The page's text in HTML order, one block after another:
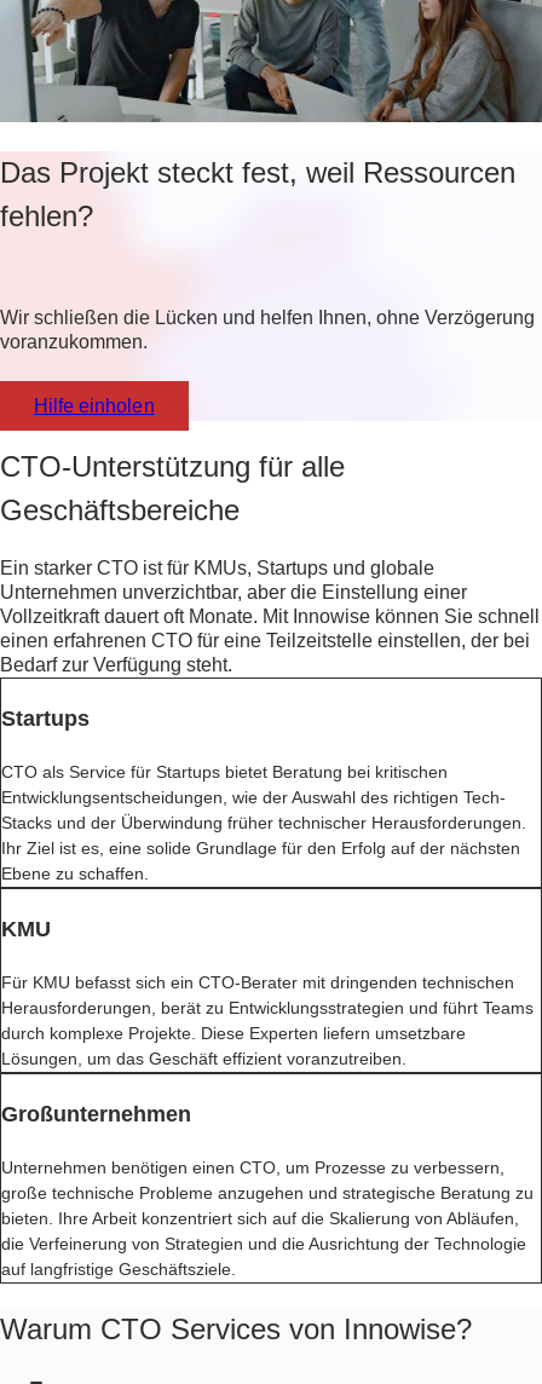
Das Projekt steckt fest, weil Ressourcen
fehlen?
Wir schließen die Lücken und helfen Ihnen, ohne Verzögerung
voranzukommen.
Hilfe einholen
CTO-Unterstützung für alle
Geschäftsbereiche
Ein starker CTO ist für KMUs, Startups und globale
Unternehmen unverzichtbar, aber die Einstellung einer
Vollzeitkraft dauert oft Monate. Mit Innowise können Sie schnell
einen erfahrenen CTO für eine Teilzeitstelle einstellen, der bei
Bedarf zur Verfügung steht.
Startups
CTO als Service für Startups bietet Beratung bei kritischen
Entwicklungsentscheidungen, wie der Auswahl des richtigen Tech-
Stacks und der Überwindung früher technischer Herausforderungen.
Ihr Ziel ist es, eine solide Grundlage für den Erfolg auf der nächsten
Ebene zu schaffen.
KMU
Für KMU befasst sich ein CTO-Berater mit dringenden technischen
Herausforderungen, berät zu Entwicklungsstrategien und führt Teams
durch komplexe Projekte. Diese Experten liefern umsetzbare
Lösungen, um das Geschäft effizient voranzutreiben.
Großunternehmen
Unternehmen benötigen einen CTO, um Prozesse zu verbessern,
große technische Probleme anzugehen und strategische Beratung zu
bieten. Ihre Arbeit konzentriert sich auf die Skalierung von Abläufen,
die Verfeinerung von Strategien und die Ausrichtung der Technologie
auf langfristige Geschäftsziele.
Warum CTO Services von Innowise?